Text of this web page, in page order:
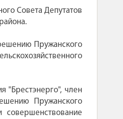
Совета Депутатов
Пружанского
"Брестэнерго", член
Пружанского